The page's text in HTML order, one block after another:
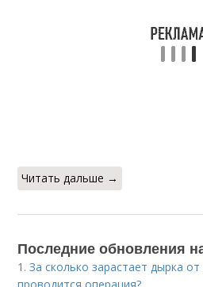
Читать дальше →
Последние обновления
1.За сколько зарастает дырка